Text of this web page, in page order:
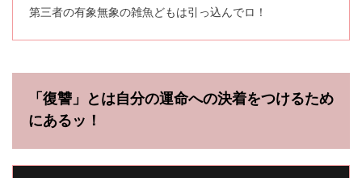
第三者の有象無象の雑魚どもは引っ込んでロ！
「復讐」とは自分の運命への決着をつけるため
にあるッ！